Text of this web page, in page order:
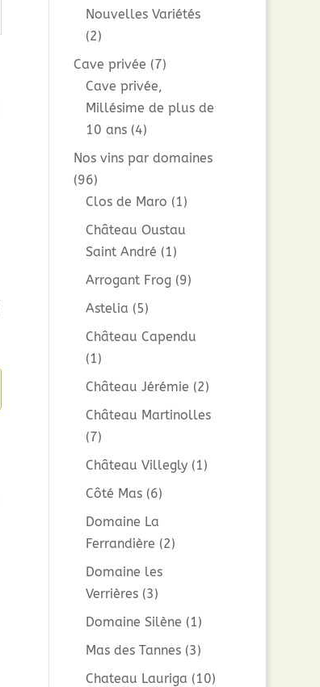
Nouvelles Variétés
(2)
Cave privée (7)
Cave privée,
Millésime de plus de
10 ans (4)
Nos vins par domaines
(96)
Clos de Maro (1)
Château Oustau
Saint André (1)
Arrogant Frog (9)
Astelia (5)
Château Capendu
(1)
Château Jérémie (2)
Château Martinolles
(7)
Château Villegly (1)
Côté Mas (6)
Domaine La
Ferrandière (2)
Domaine les
Verrières (3)
Domaine Silène (1)
Mas des Tannes (3)
Chateau Lauriga (10)